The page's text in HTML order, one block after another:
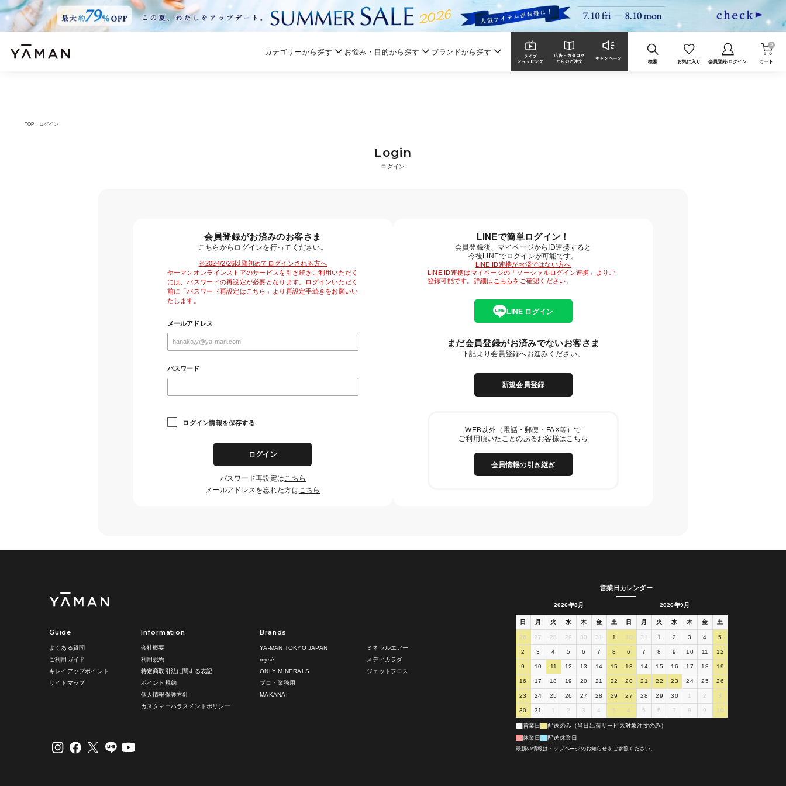
カテゴリーから探す お悩み・目的から探す ブランドから探す
検索 お気に入り 会員登録/ログイン カート
0
TOP ログイン
Login
ログイン
会員登録がお済みのお客さま
こちらからログインを行ってください。
※2024/2/26以降初めてログインされる方へ
ヤーマンオンラインストアのサービスを引き続きご利用いただく
には、パスワードの再設定が必要となります。ログインいただく
前に「パスワード再設定はこちら」より再設定手続きをお願いい
たします。
メールアドレス
パスワード
ログイン情報を保存する
ログイン
パスワード再設定は こちら
メールアドレスを忘れた方は こちら
LINEで簡単ログイン！
会員登録後、マイページからID連携すると
今後LINEでログインが可能です。
LINE ID連携がお済ではない方へ
LINE ID連携はマイページの「ソーシャルログイン連携」よりご
登録可能です。詳細は こちらをご確認ください。
LINE ログイン
まだ会員登録がお済みでないお客さま
下記より会員登録へお進みください。
新規会員登録
WEB以外（電話・郵便・FAX等）で
ご利用頂いたことのあるお客様はこちら
会員情報の引き継ぎ
Guide
よくある質問
ご利用ガイド
キレイアップポイント
サイトマップ
Information
会社概要
利用規約
特定商取引法に関する表記
ポイント規約
個人情報保護方針
カスタマーハラスメントポリシー
Brands
YA-MAN TOKYO JAPAN
mysé
ONLY MINERALS
プロ・業務用
MAKANAI
ミネラルエアー
メディカラダ
ジェットフロス
営業日カレンダー
2026年8月
日 月 火 水 木 金 土
26 27 28 29 30 31 1
2 3 4 5 6 7 8
9 10 11 12 13 14 15
16 17 18 19 20 21 22
23 24 25 26 27 28 29
30 31 1 2 3 4 5
2026年9月
日 月 火 水 木 金 土
30 31 1 2 3 4 5
6 7 8 9 10 11 12
13 14 15 16 17 18 19
20 21 22 23 24 25 26
27 28 29 30 1 2 3
4 5 6 7 8 9 10
営業日
配送のみ（当日出荷サービス対象注文のみ）
休業日
配送休業日
最新の情報はトップページのお知らせをご参照ください。